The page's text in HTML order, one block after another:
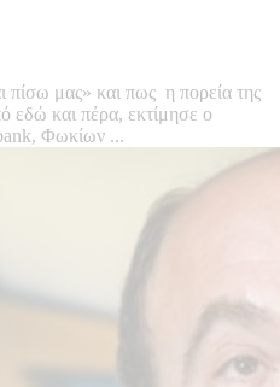
πίσω μας» και πως η πορεία της
εδώ και πέρα, εκτίμησε ο
Φωκίων ...